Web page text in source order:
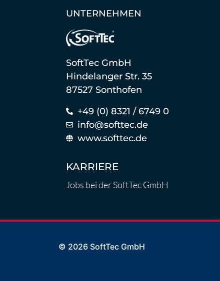
UNTERNEHMEN
SoftTec GmbH
Hindelanger Str. 35
87527 Sonthofen
+49 (0) 8321 / 6749 0
info@softtec.de
www.softtec.de
KARRIERE
Jobs bei der SoftTec GmbH
© 2026 SoftTec GmbH